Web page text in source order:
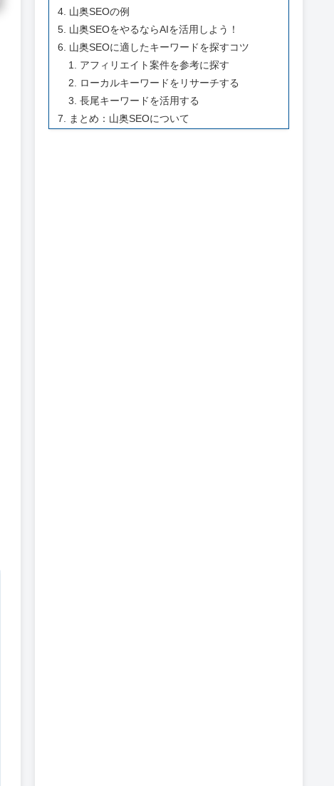
山奥SEOの例
山奥SEOをやるならAIを活用しよう！
山奥SEOに適したキーワードを探すコツ
アフィリエイト案件を参考に探す
ローカルキーワードをリサーチする
長尾キーワードを活用する
まとめ：山奥SEOについて